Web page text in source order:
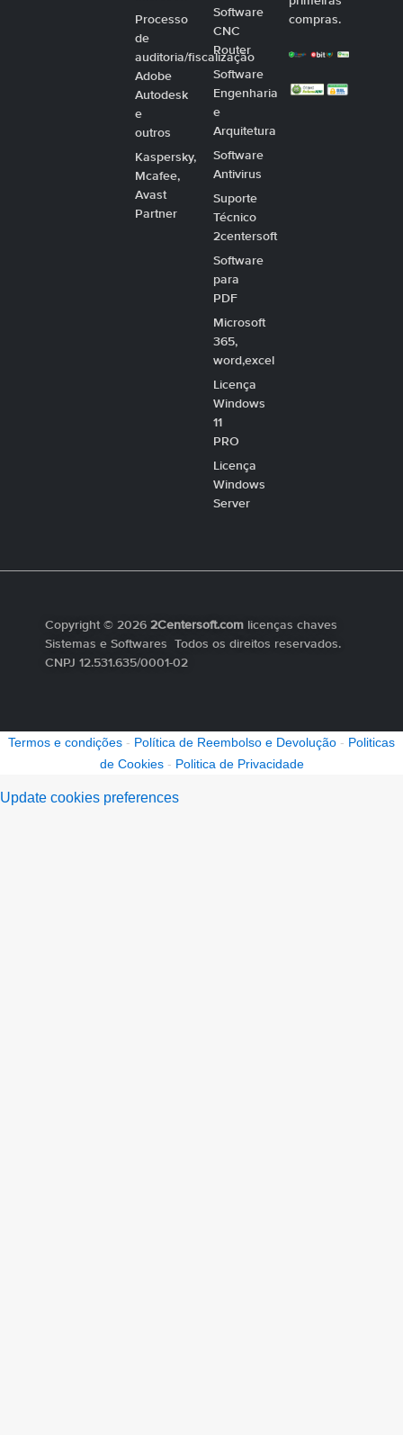
Processo
de
auditoria/fiscalização
Adobe
Autodesk
e
outros
Kaspersky,
Mcafee,
Avast
Partner
Software
CNC
Router
Software
Engenharia
e
Arquitetura
Software
Antivirus
Suporte
Técnico
2centersoft
Software
para
PDF
Microsoft
365,
word,excel
Licença
Windows
11
PRO
Licença
Windows
Server
compras.
Copyright © 2026 2Centersoft.com licenças chaves
Sistemas e Softwares Todos os direitos reservados.
CNPJ 12.531.635/0001-02
Termos e condições - Política de Reembolso e Devolução - Politicas
de Cookies- Politica de Privacidade
Update cookies preferences